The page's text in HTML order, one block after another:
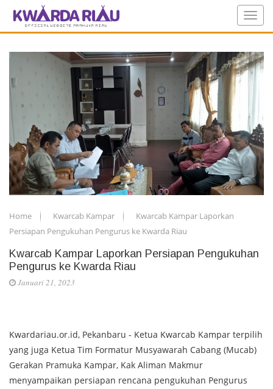
Home Kwarcab Kampar
Kwarcab Kampar Laporkan
Persiapan Pengukuhan Pengurus ke Kwarda Riau
Kwarcab Kampar Laporkan Persiapan Pengukuhan
Pengurus ke Kwarda Riau
Januari 21, 2023
Kwardariau.or.id, Pekanbaru - Ketua Kwarcab Kampar terpilih
yang juga Ketua Tim Formatur Musyawarah Cabang (Mucab)
Gerakan Pramuka Kampar, Kak Aliman Makmur
menyampaikan persiapan rencana pengukuhan Pengurus